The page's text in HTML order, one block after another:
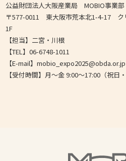
公益財団法人大阪産業局 MOBIO事業部
〒577-0011 東大阪市荒本北1-4-17 ク
1F
【担当】二宮・川根
【TEL】06-6748-1011
【E-mail】mobio_expo2025@obda.or.jp
【受付時間】月～金 9:00～17:00（祝日